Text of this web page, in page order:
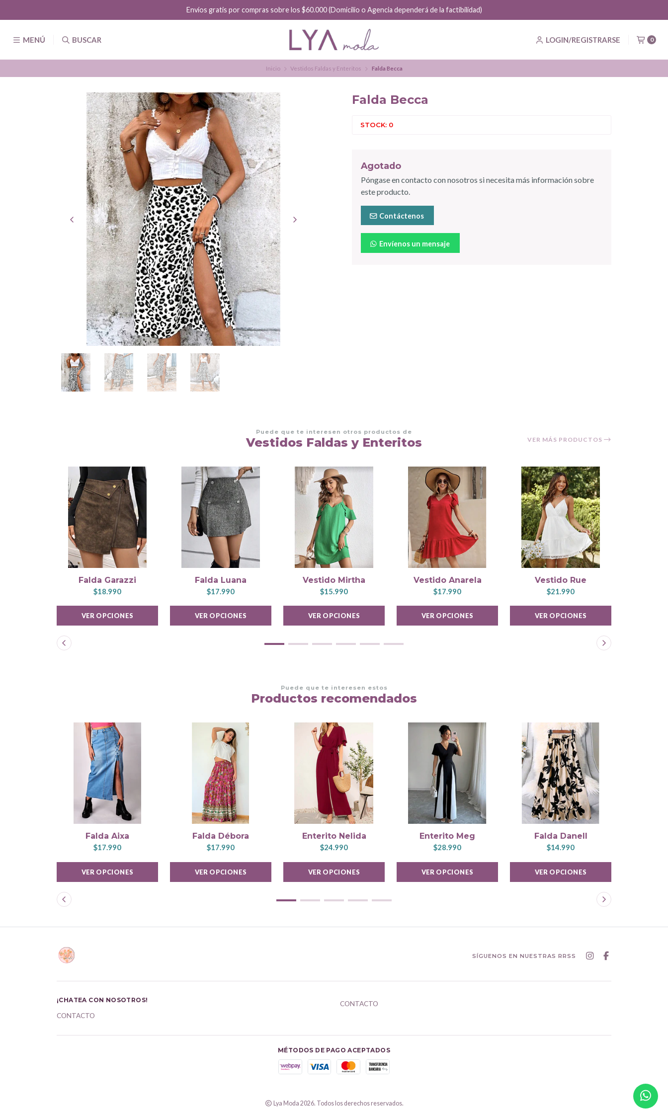
MENÚ BUSCAR LOGIN/REGISTRARSE 0
Envíos gratis por compras sobre los $60.000 (Domicilio o Agencia dependerá de la factibilidad)
Inicio Vestidos Faldas y Enteritos Falda Becca
Falda Becca
STOCK: 0
Agotado
Póngase en contacto con nosotros si necesita más información sobre
este producto.
Contáctenos
Envíenos un mensaje
Puede que te interesen otros productos de
Vestidos Faldas y Enteritos VER MÁS PRODUCTOS
Falda Garazzi
$18.990
VER OPCIONES
Falda Luana
$17.990
VER OPCIONES
Vestido Mirtha
$15.990
VER OPCIONES
Vestido Anarela
$17.990
VER OPCIONES
Vestido Rue
$21.990
VER OPCIONES
Puede que te interesen estos
Productos recomendados
Falda Aixa
$17.990
VER OPCIONES
Falda Débora
$17.990
VER OPCIONES
Enterito Nelida
$24.990
VER OPCIONES
Enterito Meg
$28.990
VER OPCIONES
Falda Danell
$14.990
VER OPCIONES
SÍGUENOS EN NUESTRAS RRSS
¡CHATEA CON NOSOTROS!
CONTACTO
CONTACTO
MÉTODOS DE PAGO ACEPTADOS
Lya Moda 2026. Todos los derechos reservados.